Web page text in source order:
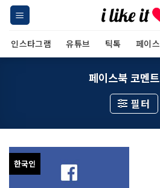
Skip
content
인스타그램 유튜브 틱톡 페이
페이스북 코멘
필터
한국인